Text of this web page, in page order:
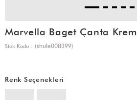
Marvella Baget Çanta Krem
Stok Kodu (shule008399)
Renk Seçenekleri